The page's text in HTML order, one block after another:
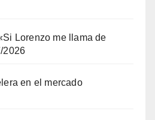
Lorenzo me llama de
2026
en el mercado